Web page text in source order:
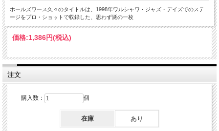
ホールズワース久々のタイトルは、1998年ワルシャワ・ジャズ・デイズでのステ
ージをプロ・ショットで収録した、思わず涎の一枚
価格:1,386円(税込)
注文
購入数： 個
在庫 あり